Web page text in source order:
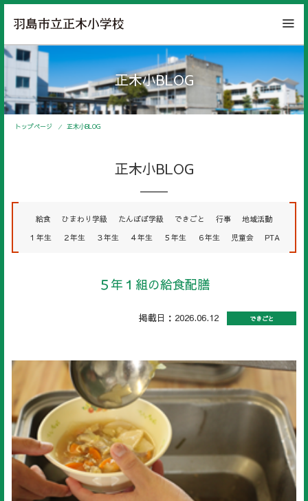
正木小BLOG
トップページ 正木小BLOG
正木小BLOG
給食 ひまわり学級 たんぽぽ学級 できごと 行事
地域活動
１年生
２年生 ３年生 ４年生 ５年生 ６年生 児童会 PTA
５年１組の給食配膳
掲載日：2026.06.12 できごと